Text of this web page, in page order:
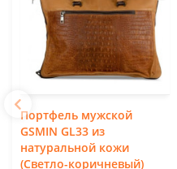
Портфель мужской
GSMIN GL33 из
натуральной кожи
(Светло-коричневый)